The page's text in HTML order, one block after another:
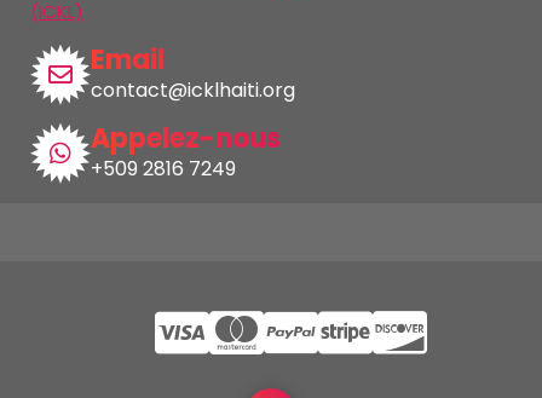
Email
contact@icklhaiti.org
Appelez-nous
+509 2816 7249